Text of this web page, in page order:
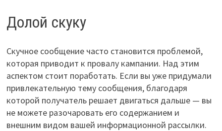
Долой скуку
Скучное сообщение часто становится проблемой,
которая приводит к провалу кампании. Над этим
аспектом стоит поработать. Если вы уже придумали
привлекательную тему сообщения, благодаря
которой получатель решает двигаться дальше — вы
не можете разочаровать его содержанием и
внешним видом вашей информационной рассылки.